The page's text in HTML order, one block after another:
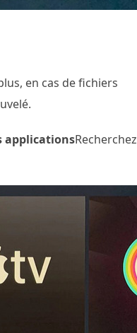
en cas de fichiers
applicationsRecherchez